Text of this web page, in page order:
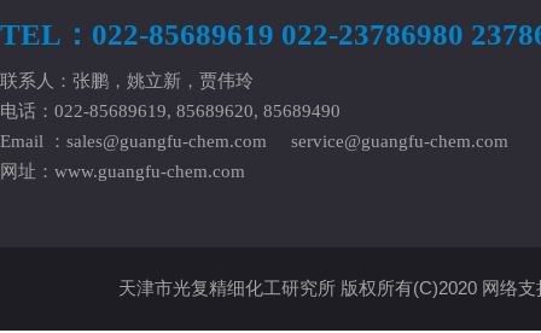
TEL：022-85689619 022-23786980
联系人：张鹏，姚立新，贾伟玲
电话：022-85689619, 85689620, 85689490
Email ： sales@guangfu-chem.com
service@guangfu-chem.com
网址： www.guangfu-chem.com
天津市光复精细化工研究所版权所有(C)2020 网络支